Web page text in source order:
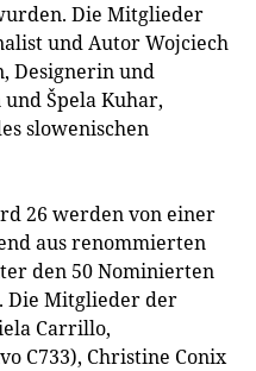
Die Mitglieder
und Autor Wojciech
Designerin und
Špela Kuhar,
slowenischen
26 werden von einer
aus renommierten
den 50 Nominierten
Die Mitglieder der
Carrillo,
C733), Christine Conix